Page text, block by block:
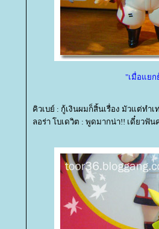
"เมื่อแยก
คิวเบย์ : กู้เงินผมก็สิ้นเรื่อง มัวแต่ทำ
ลอร่า โบเดวิต : พูดมากน่า!! เดี๋ยวฟั